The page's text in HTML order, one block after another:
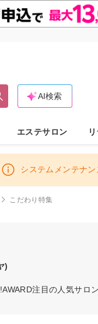
AI検索
エステサロン
システムメンテナ
こだわり特集
)
注目の人気サロ